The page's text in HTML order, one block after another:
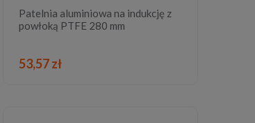
Patelnia aluminiowa na indukcję z
powłoką PTFE 280 mm
53,57 zł